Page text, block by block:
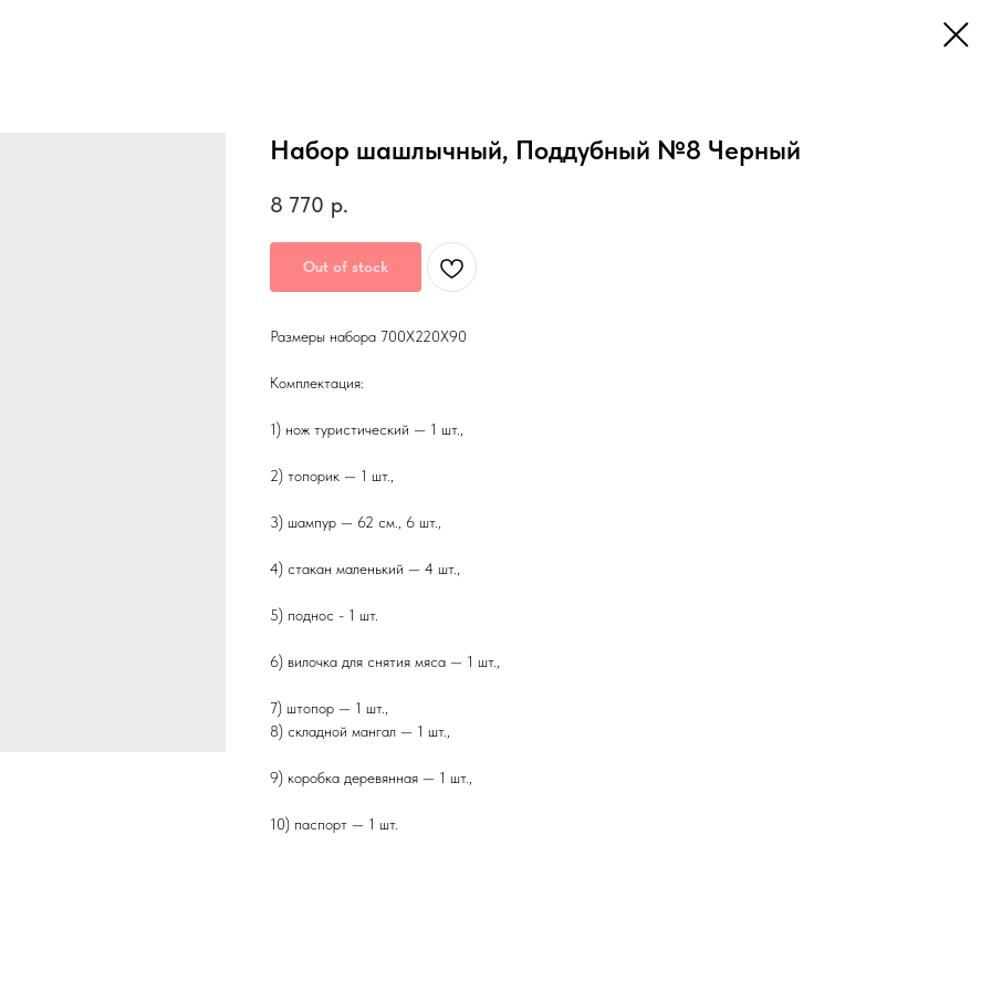
Набор шашлычный, Поддубный №8 Черный
8 770 р.
Out of stock
Размеры набора 700Х220Х90
Комплектация:
1) нож туристический — 1 шт.,
2) топорик — 1 шт.,
3) шампур — 62 см., 6 шт.,
4) стакан маленький — 4 шт.,
5) поднос - 1 шт.
6) вилочка для снятия мяса — 1 шт.,
7) штопор — 1 шт.,
8) складной мангал — 1 шт.,
9) коробка деревянная — 1 шт.,
10) паспорт — 1 шт.